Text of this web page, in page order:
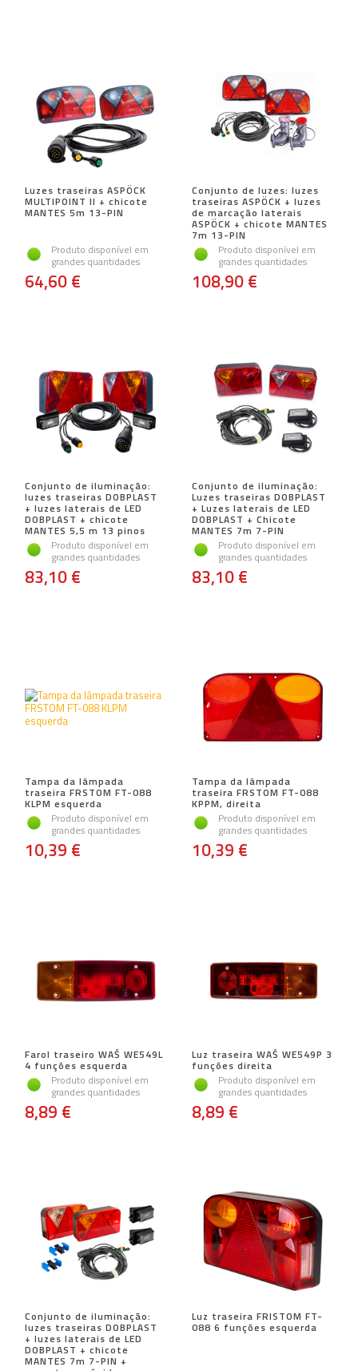
Luzes traseiras ASPÖCK
MULTIPOINT II + chicote
MANTES 5m 13-PIN
Produto disponível em
grandes quantidades
64,60 €
Conjunto de luzes: luzes
traseiras ASPÖCK + luzes
de marcação laterais
ASPÖCK + chicote MANTES
7m 13-PIN
Produto disponível em
grandes quantidades
108,90 €
Conjunto de iluminação:
luzes traseiras DOBPLAST
+ luzes laterais de LED
DOBPLAST + chicote
MANTES 5,5 m 13 pinos
Produto disponível em
grandes quantidades
83,10 €
Conjunto de iluminação:
Luzes traseiras DOBPLAST
+ Luzes laterais de LED
DOBPLAST + Chicote
MANTES 7m 7-PIN
Produto disponível em
grandes quantidades
83,10 €
Tampa da lâmpada
traseira FRSTOM FT-088
KLPM esquerda
Produto disponível em
grandes quantidades
10,39 €
Tampa da lâmpada
traseira FRSTOM FT-088
KPPM, direita
Produto disponível em
grandes quantidades
10,39 €
Farol traseiro WAŚ WE549L
4 funções esquerda
Produto disponível em
grandes quantidades
8,89 €
Luz traseira WAŚ WE549P 3
funções direita
Produto disponível em
grandes quantidades
8,89 €
Conjunto de iluminação:
luzes traseiras DOBPLAST
+ luzes laterais de LED
DOBPLAST + chicote
MANTES 7m 7-PIN +
Luz traseira FRISTOM FT-
088 6 funções esquerda